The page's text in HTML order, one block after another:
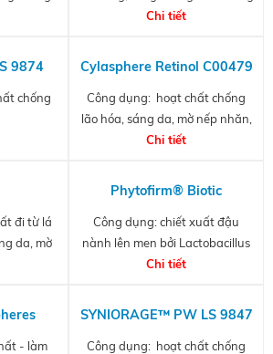
nâng cơ
hàng rào da, cân bằng pH cho
Chi tiết
9874
chống
Cylasphere Retinol C00479
Công dụng: hoạt chất chống
lão hóa, sáng da, mờ nếp nhăn,
cải thiện độ đàn hồi và săn chắc
Chi tiết
đi từ lá
da, mờ
xanh,
Phytofirm® Biotic
Công dụng: chiết xuất đậu
nành lên men bởi Lactobacillus
Plantarum, giàu peptide và
Chi tiết
- làm
SYNIORAGE™ PW LS 9847
Công dụng: hoạt chất chống